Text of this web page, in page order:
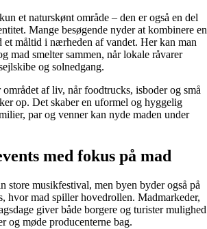
et naturskønt område – den er også en del
Mange besøgende nyder at kombinere en
et måltid i nærheden af vandet. Her kan man
mad smelter sammen, når lokale råvarer
og solnedgang.
af liv, når foodtrucks, isboder og små
op. Det skaber en uformel og hyggelig
par og venner kan nyde maden under
med fokus på mad
store musikfestival, men byen byder også på
hvor mad spiller hovedrollen. Madmarkeder,
giver både borgere og turister mulighed
og møde producenterne bag.